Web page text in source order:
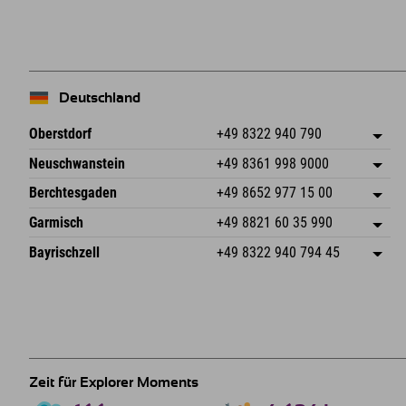
Deutschland
Oberstdorf +49 8322 940 790
An der Breitach 3
Deutschland
Adresse speichern
Buchen
Neuschwanstein +49 8361 998 9000
An der Riese 45
87484 Nesselwang im Allgäu
Deutschland
Adresse speichern
Buchen
Berchtesgaden +49 8652 977 15 00
Hofreitstr. 7
Deutschland
Adresse speichern
Buchen
Garmisch +49 8821 60 35 990
Frickenstraße 22
82490 Farchant
Adresse speichern
Bayrischzell +49 8322 940 794 45
Zeit für Explorer Moments